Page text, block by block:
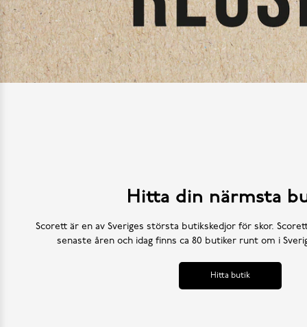
Hitta din närmsta
Scorett är en av Sveriges största butikskedjor för skor.
senaste åren och idag finns ca 80 butiker runt om i
Hitta butik